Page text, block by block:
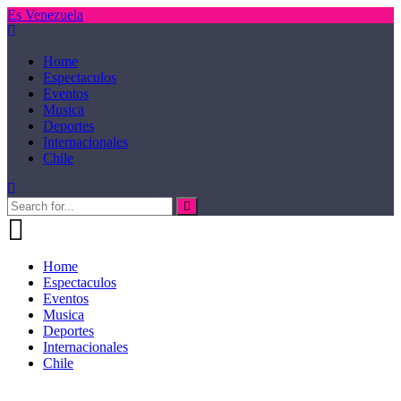
Es Venezuela
Home
Espectaculos
Eventos
Musica
Deportes
Internacionales
Chile
Home
Espectaculos
Eventos
Musica
Deportes
Internacionales
Chile